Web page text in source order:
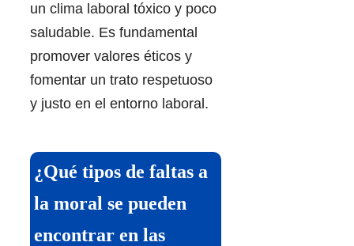
un clima laboral tóxico y poco
saludable. Es fundamental
promover valores éticos y
fomentar un trato respetuoso
y justo en el entorno laboral.
¿Qué tipos de faltas a
la moral se pueden
encontrar en las